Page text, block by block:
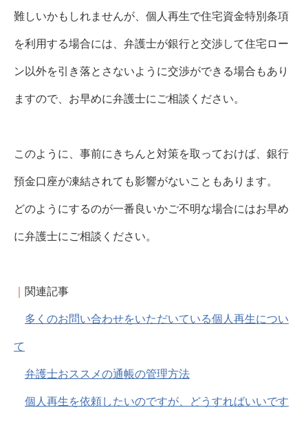
難しいかもしれませんが、個人再生で住宅資金特別条項
を利用する場合には、弁護士が銀行と交渉して住宅ロー
ン以外を引き落とさないように交渉ができる場合もあり
ますので、お早めに弁護士にご相談ください。
このように、事前にきちんと対策を取っておけば、銀行
預金口座が凍結されても影響がないこともあります。
どのようにするのが一番良いかご不明な場合にはお早め
に弁護士にご相談ください。
関連記事
多くのお問い合わせをいただいている個人再生につい
て
弁護士おススメの通帳の管理方法
個人再生を依頼したいのですが、どうすればいいです